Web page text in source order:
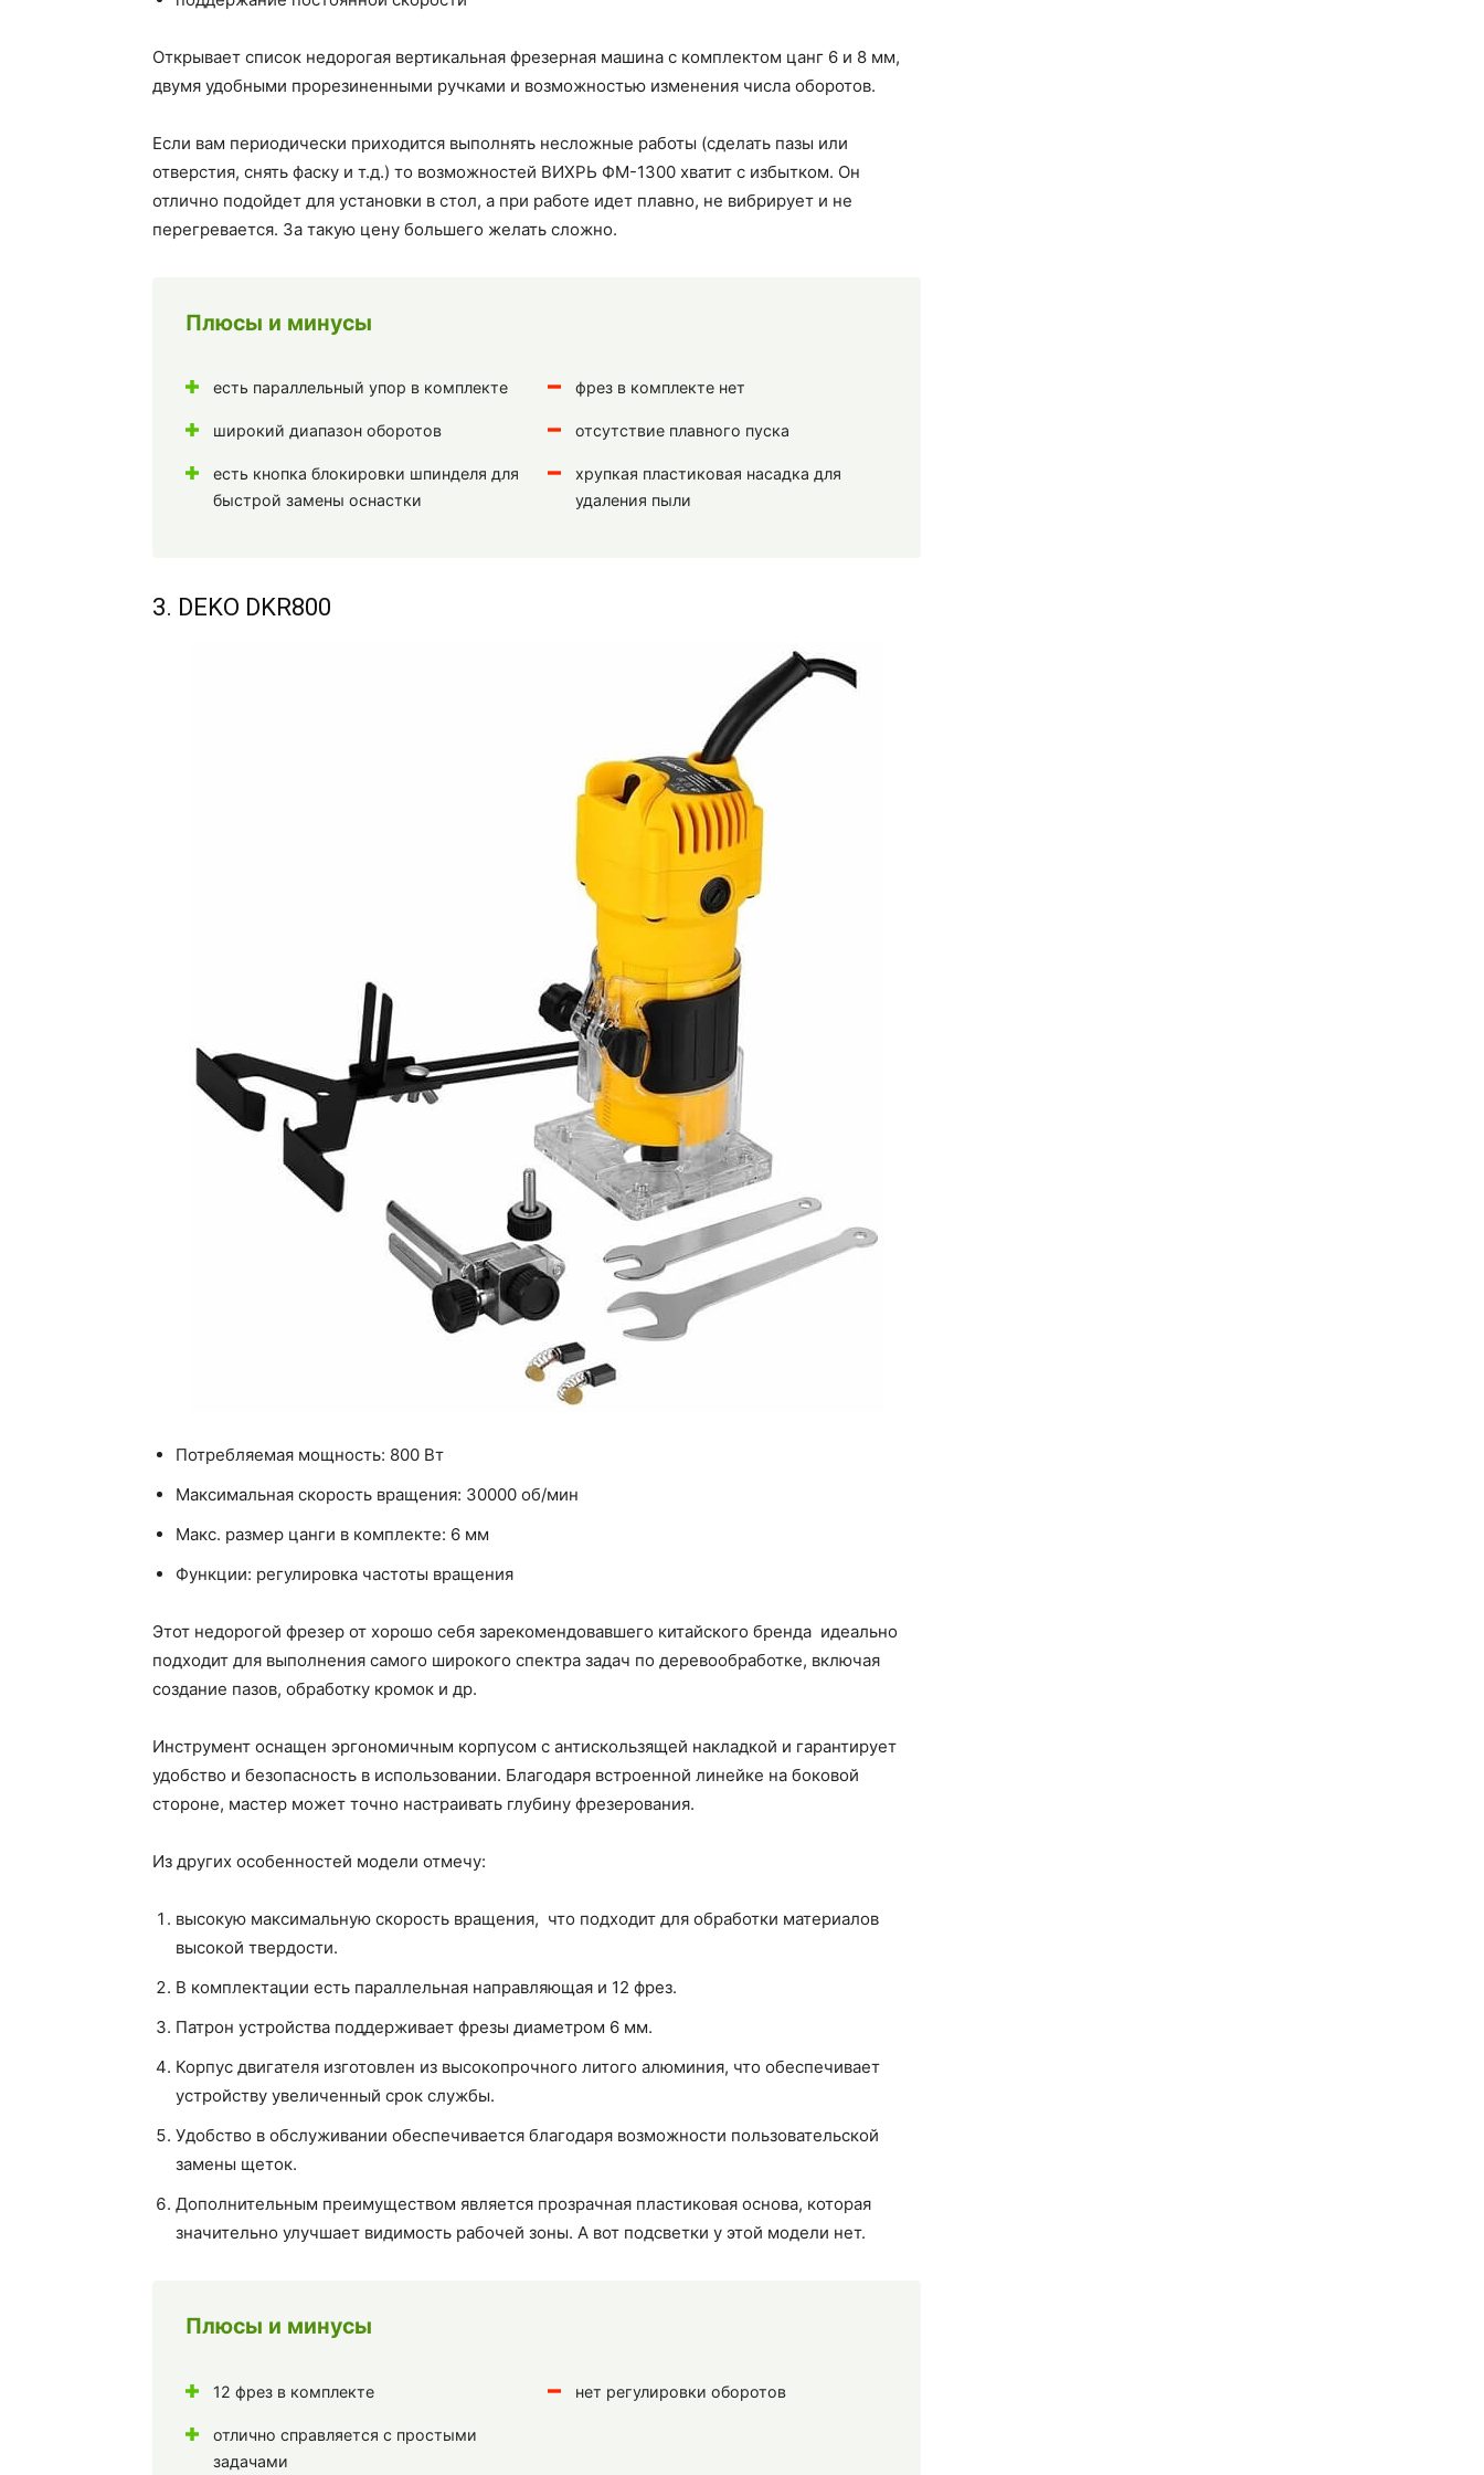
Открывает список недорогая вертикальная фрезерная машина с комплектом цанг 6 и 8 мм,
двумя удобными прорезиненными ручками и возможностью изменения числа оборотов.
Если вам периодически приходится выполнять несложные работы (сделать пазы или
отверстия, снять фаску и т.д.) то возможностей ВИХРЬ ФМ-1300 хватит с избытком. Он
отлично подойдет для установки в стол, а при работе идет плавно, не вибрирует и не
перегревается. За такую цену большего желать сложно.
Плюсы и минусы
есть параллельный упор в комплекте
широкий диапазон оборотов
есть кнопка блокировки шпинделя для
быстрой замены оснастки
фрез в комплекте нет
отсутствие плавного пуска
хрупкая пластиковая насадка для
удаления пыли
3. DEKO DKR800
Потребляемая мощность: 800 Вт
Максимальная скорость вращения: 30000 об/мин
Макс. размер цанги в комплекте: 6 мм
Функции: регулировка частоты вращения
Этот недорогой фрезер от хорошо себя зарекомендовавшего китайского бренда идеально
подходит для выполнения самого широкого спектра задач по деревообработке, включая
создание пазов, обработку кромок и др.
Инструмент оснащен эргономичным корпусом с антискользящей накладкой и гарантирует
удобство и безопасность в использовании. Благодаря встроенной линейке на боковой
стороне, мастер может точно настраивать глубину фрезерования.
Из других особенностей модели отмечу:
высокую максимальную скорость вращения, что подходит для обработки материалов
высокой твердости.
В комплектации есть параллельная направляющая и 12 фрез.
Патрон устройства поддерживает фрезы диаметром 6 мм.
Корпус двигателя изготовлен из высокопрочного литого алюминия, что обеспечивает
устройству увеличенный срок службы.
Удобство в обслуживании обеспечивается благодаря возможности пользовательской
замены щеток.
Дополнительным преимуществом является прозрачная пластиковая основа, которая
значительно улучшает видимость рабочей зоны. А вот подсветки у этой модели нет.
Плюсы и минусы
12 фрез в комплекте
отлично справляется с простыми
задачами
нет регулировки оборотов